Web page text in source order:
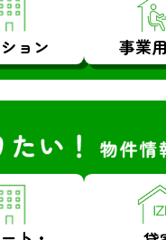
ョン 事業